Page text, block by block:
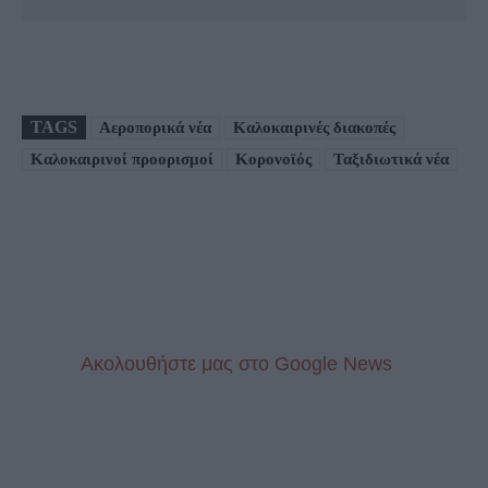
TAGS Αεροπορικά νέα
Καλοκαιρινές διακοπές
Καλοκαιρινοί προορισμοί
Κορονοϊός Ταξιδιωτικά νέα
Aκολουθήστε μας στo Google News